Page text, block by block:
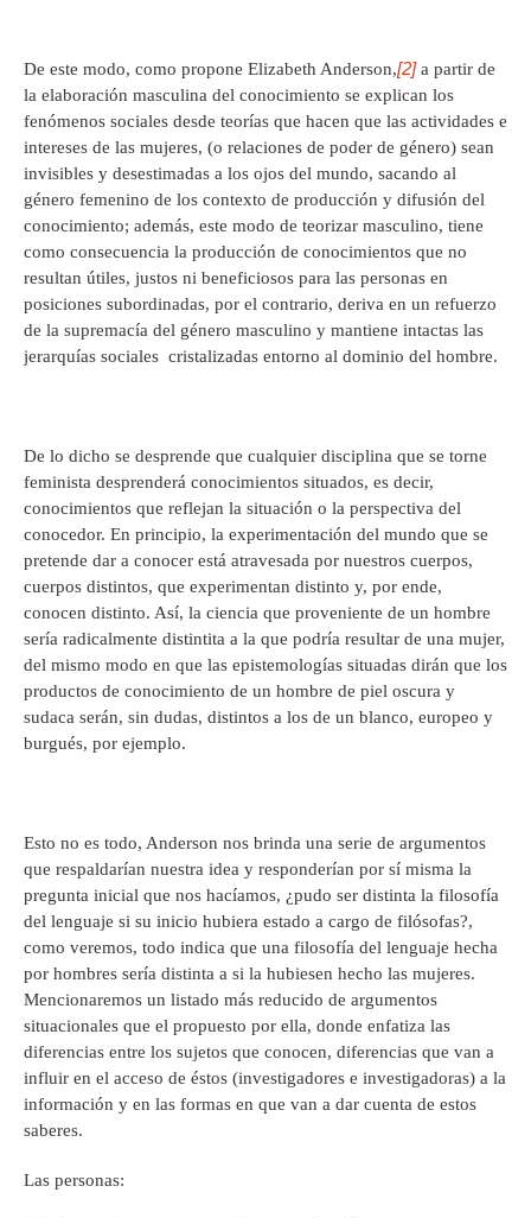
De este modo, como propone Elizabeth Anderson,[2]a partir de
la elaboración masculina del conocimiento se explican los
fenómenos sociales desde teorías que hacen que las actividades e
intereses de las mujeres, (o relaciones de poder de género) sean
invisibles y desestimadas a los ojos del mundo, sacando al
género femenino de los contexto de producción y difusión del
conocimiento; además, este modo de teorizar masculino, tiene
como consecuencia la producción de conocimientos que no
resultan útiles, justos ni beneficiosos para las personas en
posiciones subordinadas, por el contrario, deriva en un refuerzo
de la supremacía del género masculino y mantiene intactas las
jerarquías sociales cristalizadas entorno al dominio del hombre.
De lo dicho se desprende que cualquier disciplina que se torne
feminista desprenderá conocimientos situados, es decir,
conocimientos que reflejan la situación o la perspectiva del
conocedor. En principio, la experimentación del mundo que se
pretende dar a conocer está atravesada por nuestros cuerpos,
cuerpos distintos, que experimentan distinto y, por ende,
conocen distinto. Así, la ciencia que proveniente de un hombre
sería radicalmente distintita a la que podría resultar de una mujer,
del mismo modo en que las epistemologías situadas dirán que los
productos de conocimiento de un hombre de piel oscura y
sudaca serán, sin dudas, distintos a los de un blanco, europeo y
burgués, por ejemplo.
Esto no es todo, Anderson nos brinda una serie de argumentos
que respaldarían nuestra idea y responderían por sí misma la
pregunta inicial que nos hacíamos, ¿pudo ser distinta la filosofía
del lenguaje si su inicio hubiera estado a cargo de filósofas?,
como veremos, todo indica que una filosofía del lenguaje hecha
por hombres sería distinta a si la hubiesen hecho las mujeres.
Mencionaremos un listado más reducido de argumentos
situacionales que el propuesto por ella, donde enfatiza las
diferencias entre los sujetos que conocen, diferencias que van a
influir en el acceso de éstos (investigadores e investigadoras) a la
información y en las formas en que van a dar cuenta de estos
saberes.
Las personas: